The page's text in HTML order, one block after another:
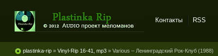
винила и магнитоальбомов
Контакты RSS
plastinka-rip » Vinyl-Rip 16-41, mp3 » Various ‎– Ленинградский Рок-Клуб (1988)